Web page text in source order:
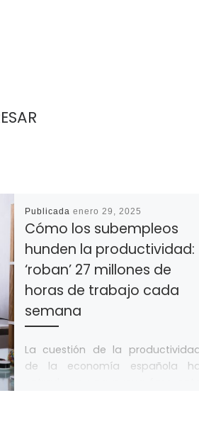
Publicada enero 29, 2025
Cómo los subempleos
hunden la productividad:
‘roban’ 27 millones de
horas de trabajo cada
semana
La cuestión de la
de la economía española